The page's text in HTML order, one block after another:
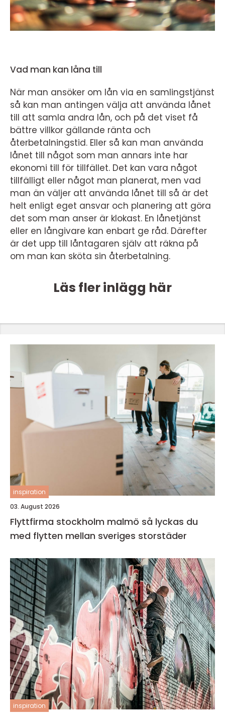
Vad man kan låna till
När man ansöker om lån via en samlingstjänst
så kan man antingen välja att använda lånet
till att samla andra lån, och på det viset få
bättre villkor gällande ränta och
återbetalningstid. Eller så kan man använda
lånet till något som man annars inte har
ekonomi till för tillfället. Det kan vara något
tillfälligt eller något man planerat, men vad
man än väljer att använda lånet till så är det
helt enligt eget ansvar och planering att göra
det som man anser är klokast. En lånetjänst
eller en långivare kan enbart ge råd. Därefter
är det upp till låntagaren själv att räkna på
om man kan sköta sin återbetalning.
Läs fler inlägg här
inspiration
03. August 2026
Flyttfirma stockholm malmö så lyckas du
med flytten mellan sveriges storstäder
inspiration